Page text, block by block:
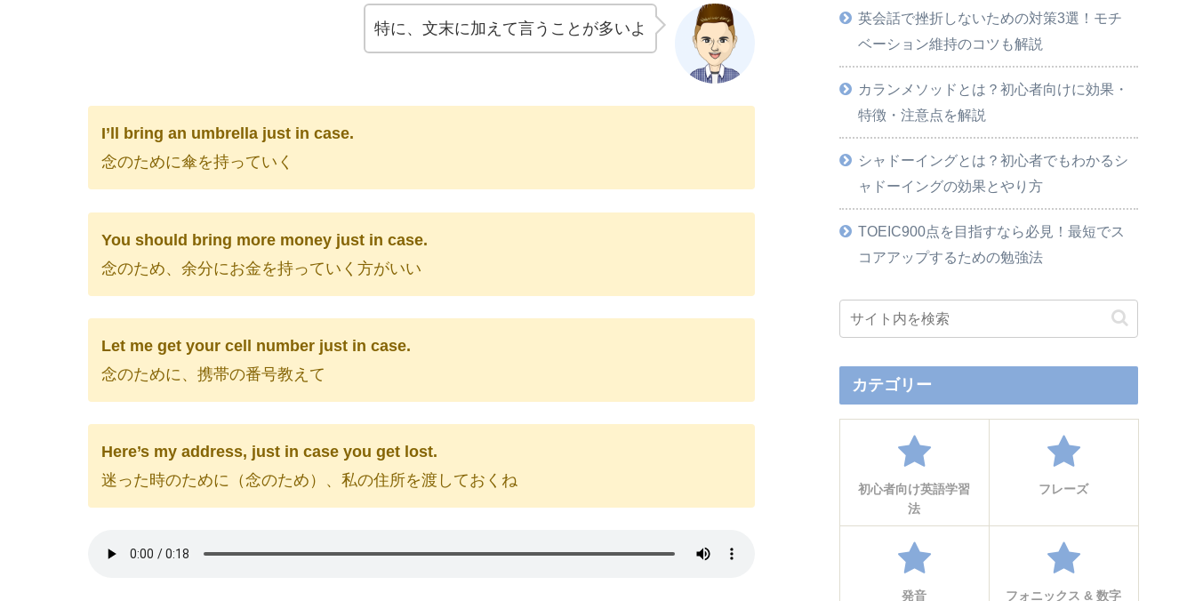
特に、文末に加えて言うことが多いよ
I’ll bring an umbrella just in case.
念のために傘を持っていく
You should bring more money just in case.
念のため、余分にお金を持っていく方がいい
Let me get your cell number just in case.
念のために、携帯の番号教えて
Here’s my address, just in case you get lost.
迷った時のために（念のため）、私の住所を渡しておくね
英会話で挫折しないための対策3選！モチ
ベーション維持のコツも解説
カランメソッドとは？初心者向けに効果・
特徴・注意点を解説
シャドーイングとは？初心者でもわかるシ
ャドーイングの効果とやり方
TOEIC900点を目指すなら必見！最短でス
コアアップするための勉強法
カテゴリー
初心者向け英語学習
法
フレーズ
発音 フォニックス & 数字